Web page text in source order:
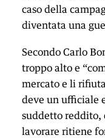
caso della
diventata una
Secondo Carlo
troppo alto e
mercato e li
deve un ufficiale
suddetto reddito,
lavorare ritiene